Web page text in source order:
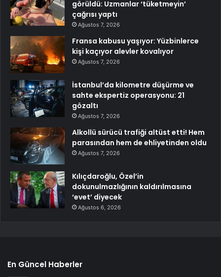
görüldü: Uzmanlar ‘tüketmeyin’
çağrısı yaptı
Ağustos 7, 2026
Fransa kabusu yaşıyor: Yüzbinlerce
kişi kaçıyor alevler kovalıyor
Ağustos 7, 2026
İstanbul’da kilometre düşürme ve
sahte ekspertiz operasyonu: 21
gözaltı
Ağustos 7, 2026
Alkollü sürücü trafiği altüst etti! Hem
parasından hem de ehliyetinden oldu
Ağustos 7, 2026
Kılıçdaroğlu, Özel’in
dokunulmazlığının kaldırılmasına
‘evet’ diyecek
Ağustos 6, 2026
En Güncel Haberler